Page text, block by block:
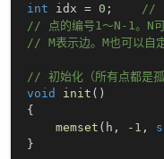
int idx = 0 ;
//
// 点的编号1～N-1。N
// M表示边。M也可以自
// 初始化（所有点都是孤
void
init ( )
{
memset ( h , - 1 ,
}